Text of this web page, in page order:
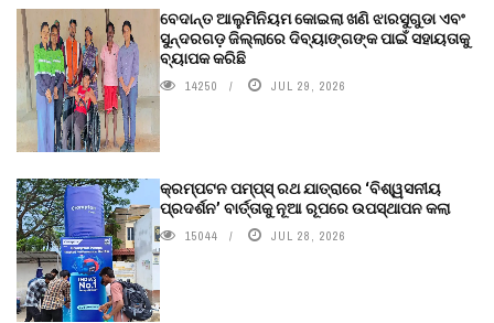
ବେଦାନ୍ତ ଆଲୁମିନିୟମ କୋଇଲା ଖଣି ଝାରସୁଗୁଡା ଏବଂ
ସୁନ୍ଦରଗଡ଼ ଜିଲ୍ଲାରେ ଦିବ୍ୟାଙ୍ଗଙ୍କ ପାଇଁ ସହାୟତାକୁ
ବ୍ୟାପକ କରିଛି
14250 JUL 29, 2026
କ୍ରମ୍ପଟନ ପମ୍ପ୍‌ସ୍‌ ରଥ ଯାତ୍ରାରେ ‘ବିଶ୍ୱସନୀୟ
ପ୍ରଦର୍ଶନ’ ବାର୍ତ୍ତାକୁ ନୂଆ ରୂପରେ ଉପସ୍ଥାପନ କଲା
15044 JUL 28, 2026